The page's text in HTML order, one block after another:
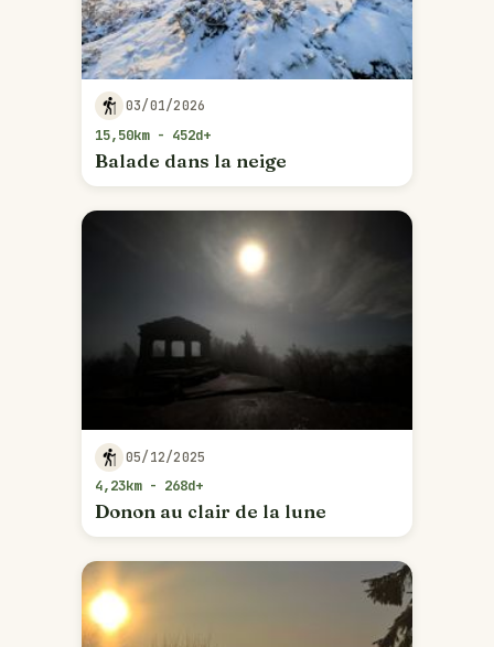
03/01/2026
15,50km - 452d+
Balade dans la neige
05/12/2025
4,23km - 268d+
Donon au clair de la lune